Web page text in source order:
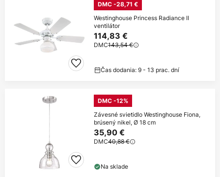
DMC -28,71 €
Westinghouse Princess Radiance II
ventilátor
114,83 €
DMC143,54 €
Čas dodania: 9 - 13 prac. dní
DMC -12%
Závesné svietidlo Westinghouse Fiona,
brúsený nikel, Ø 18 cm
35,90 €
DMC40,88 €
Na sklade